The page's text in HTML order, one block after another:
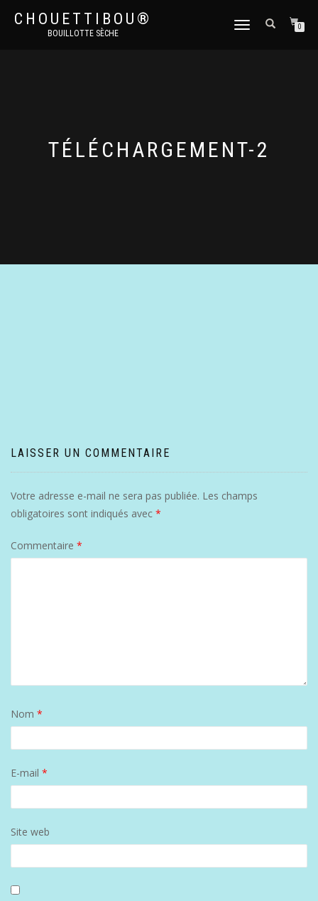
CHOUETTIBOU®
BOUILLOTTE SÈCHE
DÉPLIER
0
TÉLÉCHARGEMENT-2
LAISSER UN COMMENTAIRE
Votre adresse e-mail ne sera pas publiée. Les champs
obligatoires sont indiqués avec *
Commentaire *
Nom *
E-mail *
Site web